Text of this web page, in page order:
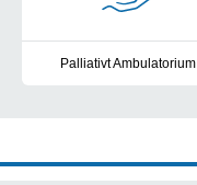
Palliativt Ambulatorium